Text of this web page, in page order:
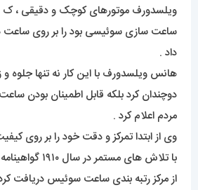
ویلسدورف موتورهای کوچک و دقیقی
ساعت سازی سوئیسی بود را بر روی ساعت
داد .
هانس ویلسدورف با این کار نه تنها جلوه
دوچندان کرد بلکه قابل اطمینان بودن
مردم اعلام کرد .
وی از ابتدا تمرکز و دقت خود را بر روی
با تلاش های
از مرکز رتبه بندی ساعت سوئیس دریافت